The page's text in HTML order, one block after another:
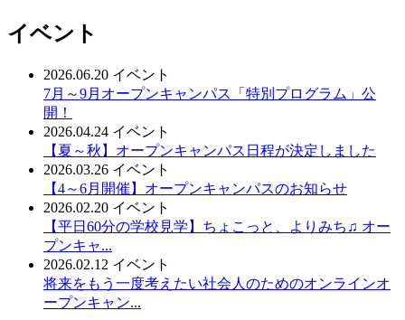
イベント
2026.06.20 イベント
7月～9月オープンキャンパス「特別プログラム」公
開！
2026.04.24 イベント
【夏～秋】オープンキャンパス日程が決定しました
2026.03.26 イベント
【4～6月開催】オープンキャンパスのお知らせ
2026.02.20 イベント
【平日60分の学校見学】ちょこっと、よりみち♫ オー
プンキャ...
2026.02.12 イベント
将来をもう一度考えたい社会人のためのオンラインオ
ープンキャン...